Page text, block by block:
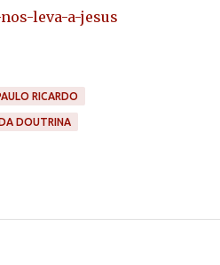
leva-a-jesus
RICARDO
DOUTRINA